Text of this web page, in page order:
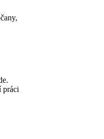
práci